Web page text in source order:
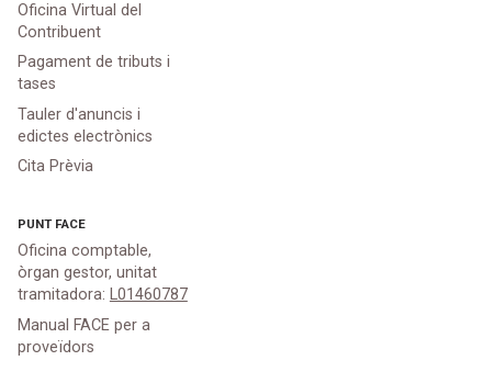
Oficina Virtual del
Contribuent
Pagament de tributs i
tases
Tauler d'anuncis i
edictes electrònics
Cita Prèvia
PUNT FACE
Oficina comptable,
òrgan gestor, unitat
tramitadora: L01460787
Manual FACE per a
proveïdors